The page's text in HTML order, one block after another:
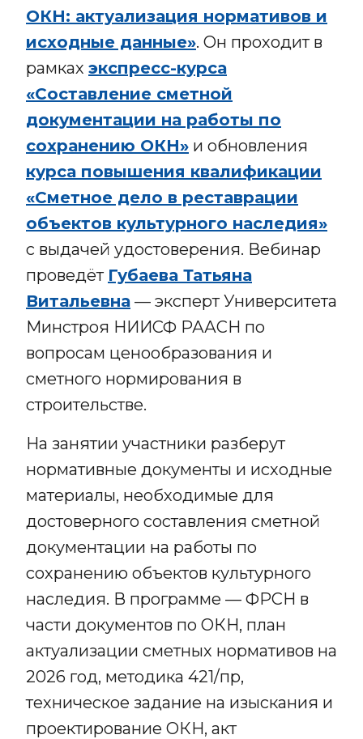
ОКН: актуализация нормативов и
исходные данные». Он проходит в
рамках экспресс-курса
«Составление сметной
документации на работы по
сохранению ОКН» и обновления
курса повышения квалификации
«Сметное дело в реставрации
объектов культурного наследия»
с выдачей удостоверения. Вебинар
проведёт Губаева Татьяна
Витальевна — эксперт Университета
Минстроя НИИСФ РААСН по
вопросам ценообразования и
сметного нормирования в
строительстве.
На занятии участники разберут
нормативные документы и исходные
материалы, необходимые для
достоверного составления сметной
документации на работы по
сохранению объектов культурного
наследия. В программе — ФРСН в
части документов по ОКН, план
актуализации сметных нормативов на
2026 год, методика 421/пр,
техническое задание на изыскания и
проектирование ОКН, акт